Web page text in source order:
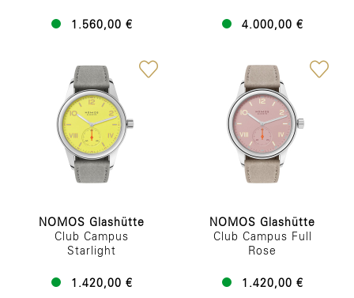
1.560,00 € 4.000,00 €
NOMOS Glashütte
Club Campus
Starlight
1.420,00 €
NOMOS Glashütte
Club Campus Full
Rose
1.420,00 €